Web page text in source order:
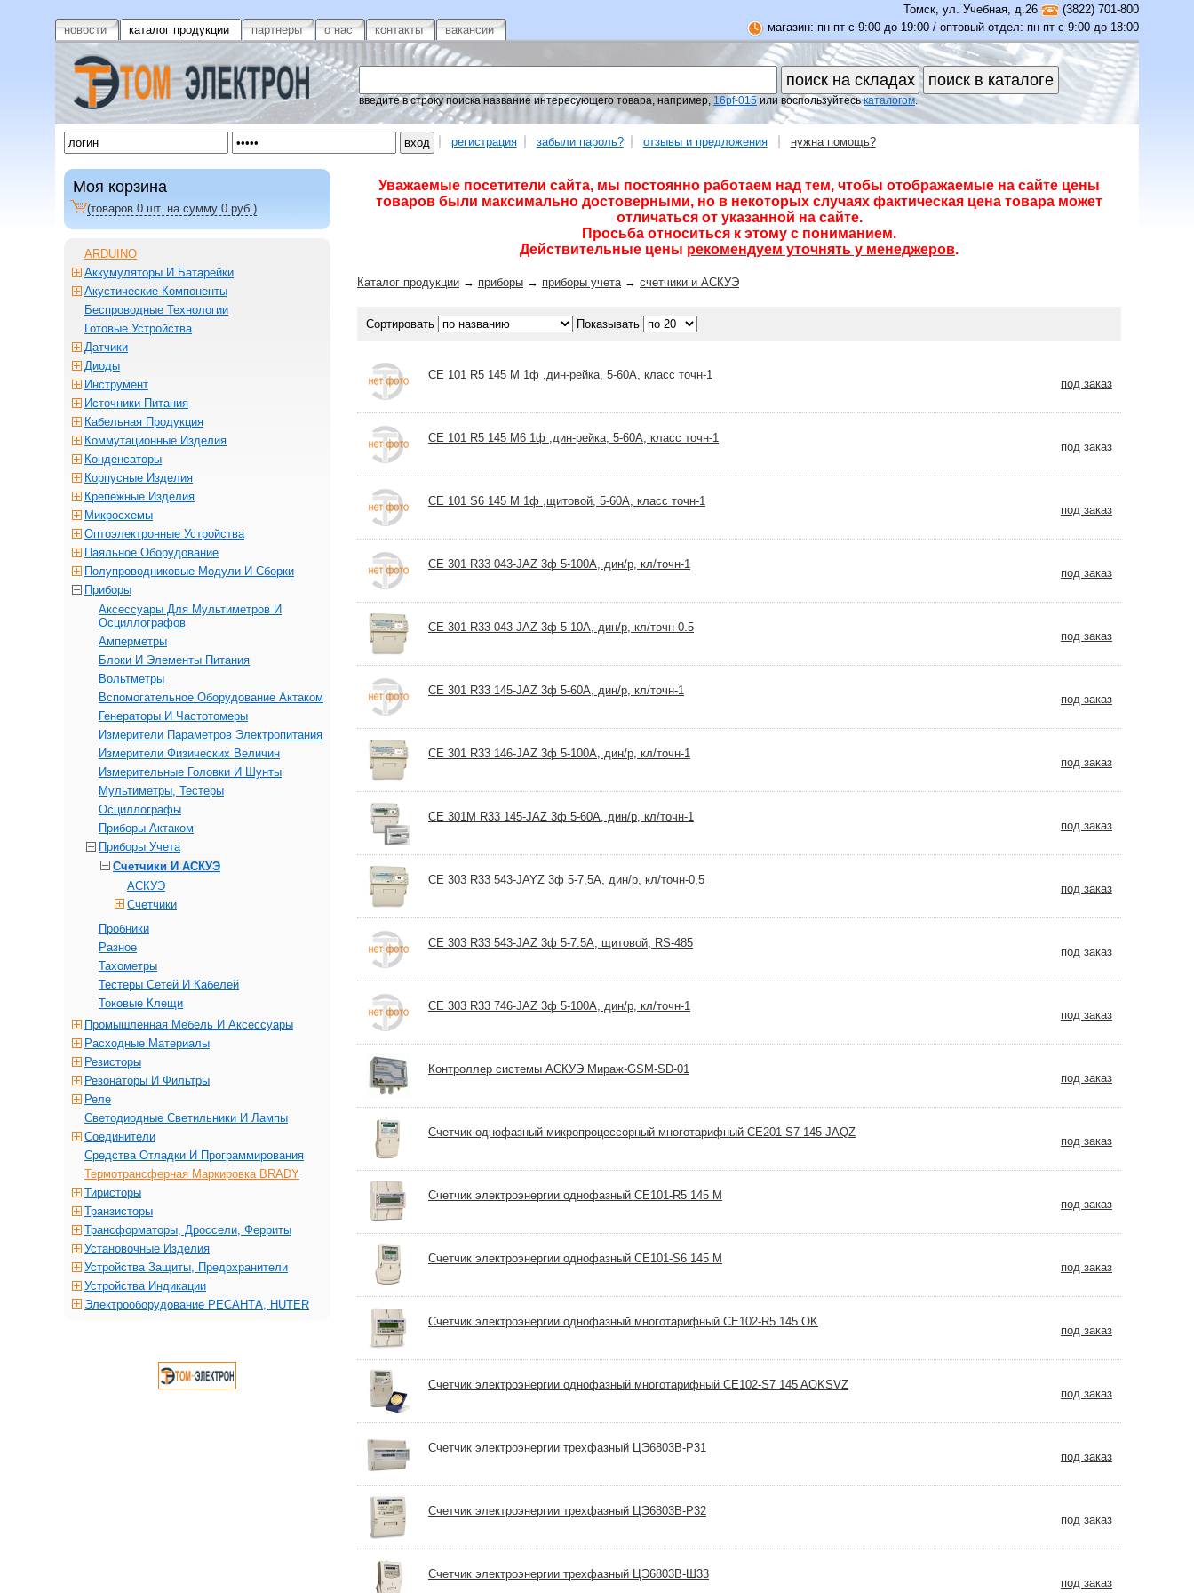
новости каталог продукции партнеры о нас контакты вакансии
Томск, ул. Учебная, д.26
(3822) 701-800
магазин: пн-пт с 9:00 до 19:00 / оптовый отдел: пн-пт с 9:00 до 18:00
введите в строку поиска название интересующего товара, например, 16pf-015 или воспользуйтеськаталогом.
регистрация забыли пароль? отзывы и предложения нужна помощь?
Уважаемые посетители сайта, мы постоянно работаем над тем, чтобы отображаемые на сайте цены
товаров были максимально достоверными, но в некоторых случаях фактическая цена товара может
отличаться от указанной на сайте.
Просьба относиться к этому с пониманием.
Действительные цены рекомендуем уточнять у менеджеров.
Каталог продукции → приборы → приборы учета→ счетчики и АСКУЭ
Сортировать Показывать
CE 101 R5 145 M 1ф ,дин-рейка, 5-60А, класс точн-1
под заказ
CE 101 R5 145 M6 1ф ,дин-рейка, 5-60А, класс точн-1
под заказ
CE 101 S6 145 M 1ф ,щитовой, 5-60А, класс точн-1
под заказ
CE 301 R33 043-JAZ 3ф 5-100А, дин/р, кл/точн-1
под заказ
CE 301 R33 043-JAZ 3ф 5-10А, дин/р, кл/точн-0.5
под заказ
CE 301 R33 145-JAZ 3ф 5-60А, дин/р, кл/точн-1
под заказ
CE 301 R33 146-JAZ 3ф 5-100А, дин/р, кл/точн-1
под заказ
CE 301M R33 145-JAZ 3ф 5-60А, дин/р, кл/точн-1
под заказ
CE 303 R33 543-JAYZ 3ф 5-7,5А, дин/р, кл/точн-0,5
под заказ
CE 303 R33 543-JAZ 3ф 5-7.5А, щитовой, RS-485
под заказ
CE 303 R33 746-JAZ 3ф 5-100А, дин/р, кл/точн-1
под заказ
Контроллер системы АСКУЭ Мираж-GSM-SD-01
под заказ
Счетчик однофазный микропроцессорный многотарифный CE201-S7 145 JAQZ
под заказ
Счетчик электроэнергии однофазный CE101-R5 145 M
под заказ
Счетчик электроэнергии однофазный CE101-S6 145 M
под заказ
Счетчик электроэнергии однофазный многотарифный CE102-R5 145 OK
под заказ
Счетчик электроэнергии однофазный многотарифный CE102-S7 145 AOKSVZ
под заказ
Счетчик электроэнергии трехфазный ЦЭ6803В-Р31
под заказ
Счетчик электроэнергии трехфазный ЦЭ6803В-Р32
под заказ
Счетчик электроэнергии трехфазный ЦЭ6803В-Ш33
под заказ
Моя корзина
(товаров 0 шт. на сумму 0 руб.)
ARDUINO
Аккумуляторы И Батарейки
Акустические Компоненты
Беспроводные Технологии
Готовые Устройства
Датчики
Диоды
Инструмент
Источники Питания
Кабельная Продукция
Коммутационные Изделия
Конденсаторы
Корпусные Изделия
Крепежные Изделия
Микросхемы
Оптоэлектронные Устройства
Паяльное Оборудование
Полупроводниковые Модули И Сборки
Приборы
Аксессуары Для Мультиметров И
Осциллографов
Амперметры
Блоки И Элементы Питания
Вольтметры
Вспомогательное Оборудование Актаком
Генераторы И Частотомеры
Измерители Параметров Электропитания
Измерители Физических Величин
Измерительные Головки И Шунты
Мультиметры, Тестеры
Осциллографы
Приборы Актаком
Приборы Учета
Счетчики И АСКУЭ
АСКУЭ
Счетчики
Пробники
Разное
Тахометры
Тестеры Сетей И Кабелей
Токовые Клещи
Промышленная Мебель И Аксессуары
Расходные Материалы
Резисторы
Резонаторы И Фильтры
Реле
Светодиодные Светильники И Лампы
Соединители
Средства Отладки И Программирования
Термотрансферная Маркировка BRADY
Тиристоры
Транзисторы
Трансформаторы, Дроссели, Ферриты
Установочные Изделия
Устройства Защиты, Предохранители
Устройства Индикации
Электрооборудование РЕСАНТА, HUTER